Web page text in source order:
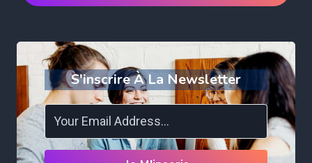
S'inscrire À La Newsletter